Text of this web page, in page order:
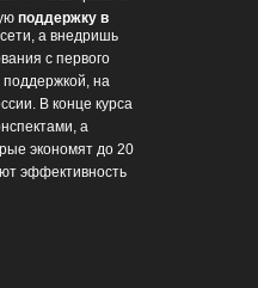
поддержку в
а внедришь
с первого
на
В конце курса
а
экономят до 20
эффективность